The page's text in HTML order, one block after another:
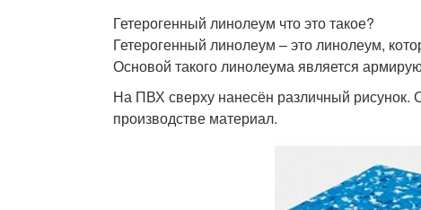
Гетерогенный линолеум что это такое?
Гетерогенный линолеум – это линолеум,
Основой такого линолеума является
На ПВХ сверху нанесён различный рисунок.
производстве материал.